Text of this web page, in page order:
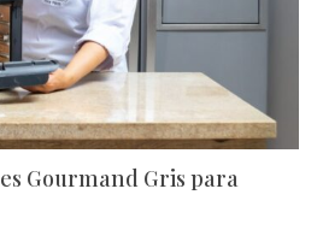
Gourmand Gris para